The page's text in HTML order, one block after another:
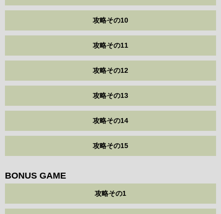
攻略その10
攻略その11
攻略その12
攻略その13
攻略その14
攻略その15
BONUS GAME
攻略その1